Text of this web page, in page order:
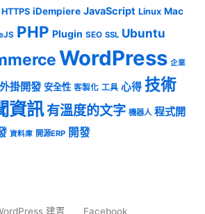
HTTPS iDempiere JavaScript Linux Mac
PHP Plugin SEO SSL Ubuntu
WordPress 企業
外掛開發 安全性 客製化 工具 心得 技術
資訊有溫度的文字 機器人 程式開
資料庫 開源ERP 開發
建置 Facebook